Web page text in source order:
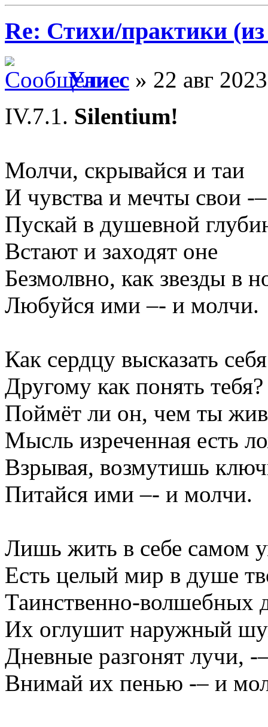
Re: Стихи/практики
Улисс » 22 авг
IV.7.1. Silentium!
Молчи, скрывайся и таи
И чувства и мечты свои -–
Пускай в душевной
Встают и заходят оне
Безмолвно, как звезды в
Любуйся ими –- и молчи.
Как сердцу высказать
Другому как понять тебя?
Поймёт ли он, чем ты
Мысль изреченная есть
Взрывая, возмутишь
Питайся ими –- и молчи.
Лишь жить в себе самом
Есть целый мир в душе
Таинственно-волшебных
Их оглушит наружный
Дневные разгонят лучи, -
Внимай их пенью -– и